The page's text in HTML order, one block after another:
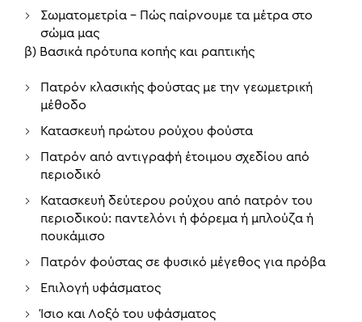
Σωματομετρία – Πώς παίρνουμε τα μέτρα στο
σώμα μας
β) Βασικά πρότυπα κοπής και ραπτικής
Πατρόν κλασικής φούστας με την γεωμετρική
μέθοδο
Κατασκευή πρώτου ρούχου φούστα
Πατρόν από αντιγραφή έτοιμου σχεδίου από
περιοδικό
Κατασκευή δεύτερου ρούχου από πατρόν του
περιοδικού: παντελόνι ή φόρεμα ή μπλούζα ή
πουκάμισο
Πατρόν φούστας σε φυσικό μέγεθος για πρόβα
Επιλογή υφάσματος
Ίσιο και Λοξό του υφάσματος